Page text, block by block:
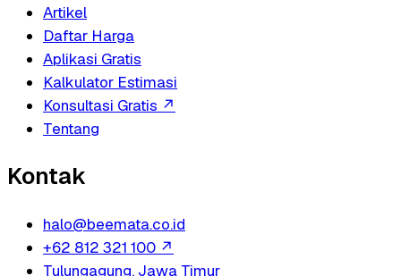
Artikel
Daftar Harga
Aplikasi Gratis
Kalkulator Estimasi
Konsultasi Gratis ↗
Tentang
Kontak
halo@beemata.co.id
+62 812 321 100 ↗
Tulungagung, Jawa Timur